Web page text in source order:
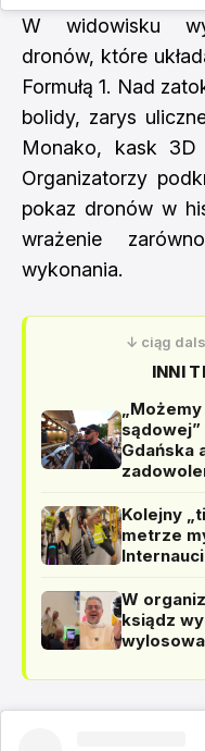
W widowisku
dronów, które
Formułą 1. Nad
bolidy, zarys
Monako, kask 3D
Organizatorzy
pokaz dronów w
wrażenie
wykonania.
↓ ciąg
INNI
sądowej”
Gdańska
Kolejny
metrze
W
ksiądz